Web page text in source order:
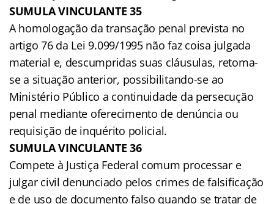
SUMULA VINCULANTE 35
A homologação da transação penal prevista no
artigo 76 da Lei 9.099/1995 não faz coisa julgada
material e, descumpridas suas cláusulas, retoma-
se a situação anterior, possibilitando-se ao
Ministério Público a continuidade da persecução
penal mediante oferecimento de denúncia ou
requisição de inquérito policial.
SUMULA VINCULANTE 36
Compete à Justiça Federal comum processar e
julgar civil denunciado pelos crimes de falsificação
e de uso de documento falso quando se tratar de